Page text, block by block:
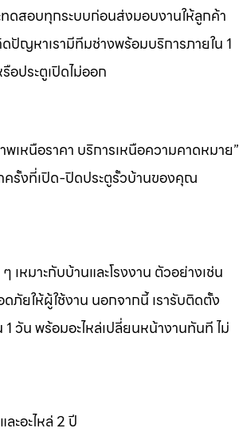
ทดสอบทุกระบบก่อนส่งมอบงานให้ลูกค้า
ปัญหาเรามีทีมช่างพร้อมบริการภายใน 1
ประตูเปิดไม่ออก
เหนือราคา บริการเหนือความคาดหมาย”
ครั้งที่เปิด-ปิดประตูรั้วบ้านของคุณ
หมาะกับบ้านและโรงงาน ตัวอย่างเช่น
ยให้ผู้ใช้งาน นอกจากนี้ เรารับติดตั้ง
วัน พร้อมอะไหล่เปลี่ยนหน้างานทันที ไม่
ะอะไหล่ 2 ปี